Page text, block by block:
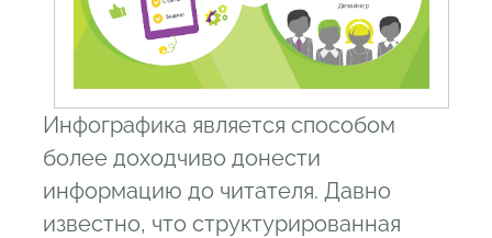
Инфографика является способом
более доходчиво донести
информацию до читателя. Давно
известно, что структурированная